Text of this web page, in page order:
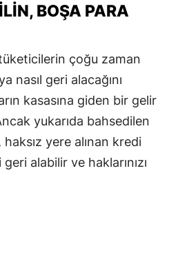
BOŞA PARA
çoğu zaman
nasıl geri alacağını
kasasına giden bir gelir
yukarıda bahsedilen
yere alınan kredi
alabilir ve haklarınızı